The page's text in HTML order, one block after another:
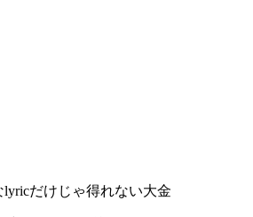
だけじゃ得れない大金